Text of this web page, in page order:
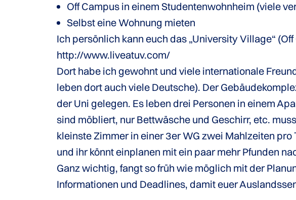
Off Campus in einem Studentenwohnheim (viele
Selbst eine Wohnung mieten
Ich persönlich kann euch das „University Village“
http://www.liveatuv.com/
Dort habe ich gewohnt und viele internationale
leben dort auch viele Deutsche). Der
der Uni gelegen. Es leben drei Personen in einem
sind möbliert, nur Bettwäsche und Geschirr, etc.
kleinste Zimmer in einer 3er WG zwei Mahlzeiten
und ihr könnt einplanen mit ein paar mehr Pfunden
Ganz wichtig, fangt so früh wie möglich mit der
Informationen und Deadlines, damit euer